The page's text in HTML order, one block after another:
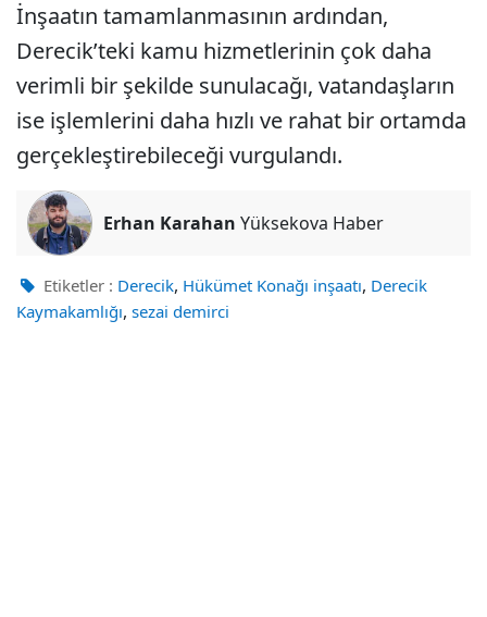
İnşaatın tamamlanmasının ardından,
Derecik’teki kamu hizmetlerinin çok daha
verimli bir şekilde sunulacağı, vatandaşların
ise işlemlerini daha hızlı ve rahat bir ortamda
gerçekleştirebileceği vurgulandı.
Erhan Karahan Yüksekova Haber
Etiketler : Derecik, Hükümet Konağı inşaatı, Derecik
Kaymakamlığı, sezai demirci